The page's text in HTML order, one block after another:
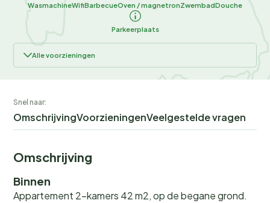
WasmachineWifiBarbecueOven / magnetronZwembadDouche
Parkeerplaats
Alle voorzieningen
Snel naar:
OmschrijvingVoorzieningenVeelgestelde vragen
Omschrijving
Binnen
Appartement 2-kamers 42 m2, op de begane grond.